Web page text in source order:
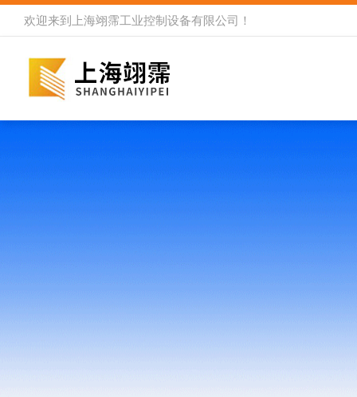
欢迎来到 上海翊霈工业控制设备有限公司 ！